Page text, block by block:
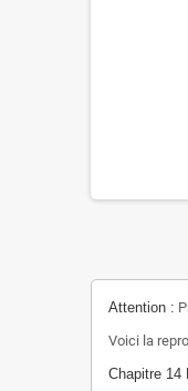
Attention :
Voici la
Chapitre 14